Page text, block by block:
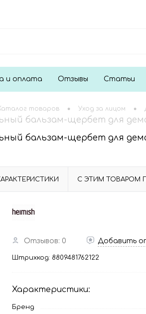
и оплата Отзывы Статьи
товаров • Уход за лицом •
бальзам-щербет для
бальзам-щербет для
С ЭТИМ ТОВАРОМ
Отзывов: 0 Добавить
Штрихкод: 8809481762122
Характеристики:
Бренд